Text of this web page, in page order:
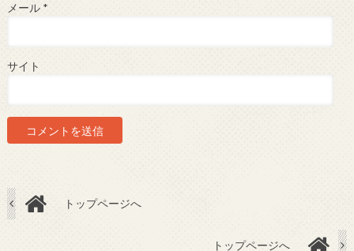
メール *
サイト
トップページへ
トップページへ